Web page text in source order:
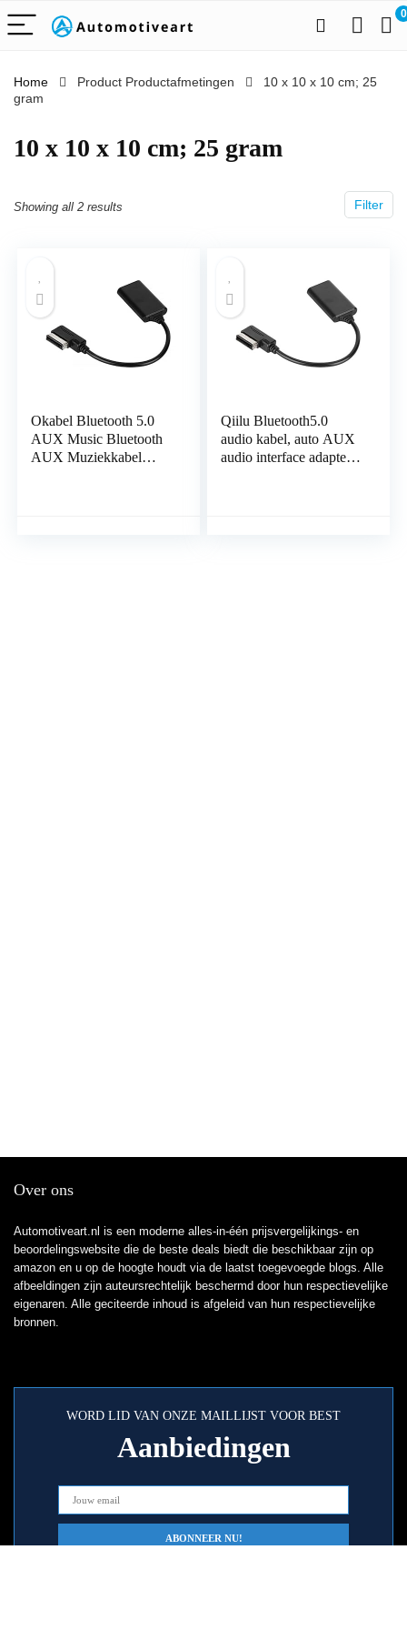
0
Home Product Productafmetingen
‎10 x 10 x 10 cm; 25
gram
‎10 x 10 x 10 cm; 25 gram
Filter
Showing all 2 results
Okabel Bluetooth 5.0
AUX Music Bluetooth
AUX Muziekkabel
Qiilu Bluetooth5.0
audio kabel, auto AUX
audio interface adapter
Over ons
Automotiveart.nl is een moderne alles-in-één prijsvergelijkings- en
beoordelingswebsite die de beste deals biedt die beschikbaar zijn op
amazon en u op de hoogte houdt via de laatst toegevoegde blogs. Alle
afbeeldingen zijn auteursrechtelijk beschermd door hun respectievelijke
eigenaren. Alle geciteerde inhoud is afgeleid van hun respectievelijke
bronnen.
WORD LID VAN ONZE MAILLIJST VOOR BEST
Aanbiedingen